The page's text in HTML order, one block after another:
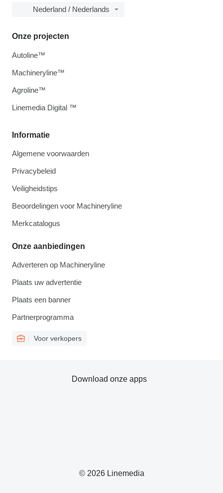
Nederland / Nederlands
Informatie
Algemene voorwaarden
Privacybeleid
Veiligheidstips
Beoordelingen voor Machineryline
Merkcatalogus
Onze aanbiedingen
Adverteren op Machineryline
Plaats uw advertentie
Plaats een banner
Partnerprogramma
Voor verkopers
Onze projecten
Autoline™
Machineryline™
Agroline™
Linemedia Digital ™
© 2026 Linemedia
Download onze apps